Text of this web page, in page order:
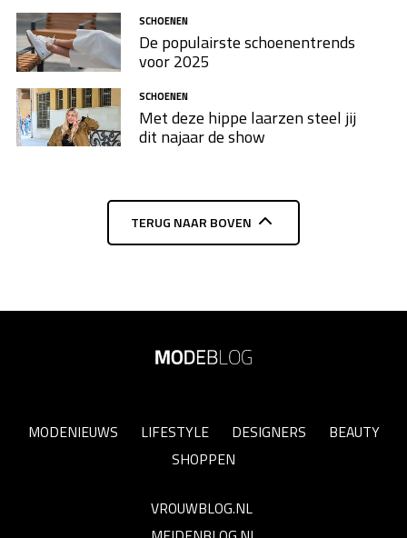
SCHOENEN
De populairste schoenentrends
voor 2025
SCHOENEN
Met deze hippe laarzen steel jij
dit najaar de show
TERUG NAAR BOVEN
MODENIEUWS LIFESTYLE DESIGNERS
BEAUTY
SHOPPEN
VROUWBLOG.NL